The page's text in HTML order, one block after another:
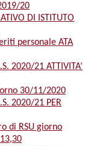
20
DI ISTITUTO
personale ATA
2020/21 ATTIVITA’
30/11/2020
2020/21 PER
di RSU giorno